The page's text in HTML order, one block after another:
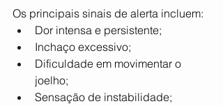
Os principais sinais de alerta incluem:
Dor intensa e persistente;
Inchaço excessivo;
Dificuldade em movimentar o
joelho;
Sensação de instabilidade;